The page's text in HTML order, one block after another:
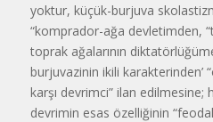
yoktur, küçük-burjuva
“komprador-ağa devletimden,
toprak ağalarının
burjuvazinin ikili karakterinden’
karşı devrimci” ilan
devrimin esas özelliğinin